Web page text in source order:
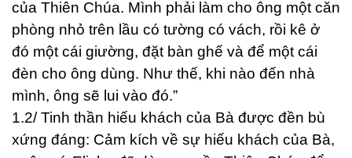
của Thiên Chúa. Mình phải làm cho ông một căn
phòng nhỏ trên lầu có tường có vách, rồi kê ở
đó một cái giường, đặt bàn ghế và để một cái
đèn cho ông dùng. Như thế, khi nào đến nhà
mình, ông sẽ lui vào đó.”
1.2/ Tinh thần hiếu khách của Bà được đền bù
xứng đáng: Cảm kích về sự hiếu khách của Bà,